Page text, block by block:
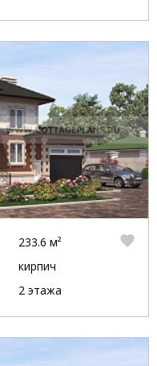
233.6 м²
кирпич
2 этажа